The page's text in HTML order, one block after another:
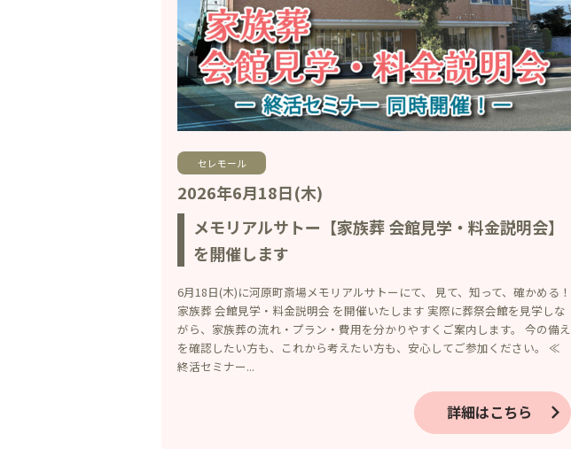
セレモール
2026年6月18日(木)
メモリアルサトー【家族葬 会館見学・料金説明会】
を開催します
6月18日(木)に河原町斎場メモリアルサトーにて、 見て、知って、確かめる！
家族葬 会館見学・料金説明会 を開催いたします 実際に葬祭会館を見学しな
がら、家族葬の流れ・プラン・費用を分かりやすくご案内します。 今の備え
を確認したい方も、これから考えたい方も、安心してご参加ください。 ≪
終活セミナー...
詳細はこちら